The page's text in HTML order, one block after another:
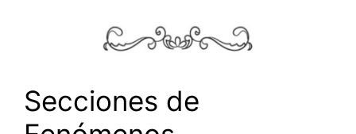
Secciones de